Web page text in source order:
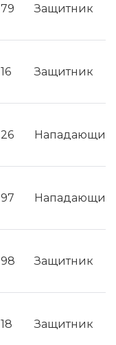
79 Защитник
16 Защитник
26 Нападающий
97 Нападающий
98 Защитник
18 Защитник